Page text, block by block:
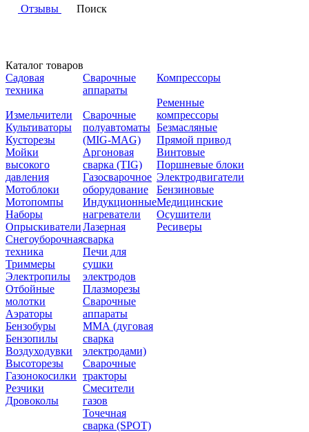
Отзывы
Поиск
Каталог товаров
Садовая
техника
Измельчители
Культиваторы
Кусторезы
Мойки
высокого
давления
Мотоблоки
Мотопомпы
Наборы
Опрыскиватели
Снегоуборочная
техника
Триммеры
Электропилы
Отбойные
молотки
Аэраторы
Бензобуры
Бензопилы
Воздуходувки
Высоторезы
Газонокосилки
Резчики
Дровоколы
Сварочные
аппараты
Сварочные
полуавтоматы
(MIG-MAG)
Аргоновая
сварка (TIG)
Газосварочное
оборудование
Индукционные
нагреватели
Лазерная
сварка
Печи для
сушки
электродов
Плазморезы
Сварочные
аппараты
ММА (дуговая
сварка
электродами)
Сварочные
тракторы
Смесители
газов
Точечная
сварка (SPOT)
Компрессоры
Ременные
компрессоры
Безмасляные
Прямой привод
Винтовые
Поршневые блоки
Электродвигатели
Бензиновые
Медицинские
Осушители
Ресиверы